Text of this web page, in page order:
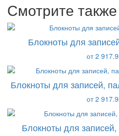
Смотрите также
Блокноты для
от 2
Блокноты для записей,
от 2
Блокноты для